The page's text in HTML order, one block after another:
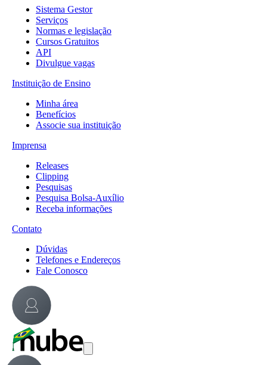
Sistema Gestor
Serviços
Normas e legislação
Cursos Gratuitos
API
Divulgue vagas
Instituição de Ensino
Minha área
Benefícios
Associe sua instituição
Imprensa
Releases
Clipping
Pesquisas
Pesquisa Bolsa-Auxílio
Receba informações
Contato
Dúvidas
Telefones e Endereços
Fale Conosco